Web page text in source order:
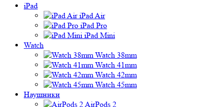
iPad
iPad Air
iPad Pro
iPad Mini
Watch
Watch 38mm
Watch 41mm
Watch 42mm
Watch 45mm
Наушники
AirPods 2